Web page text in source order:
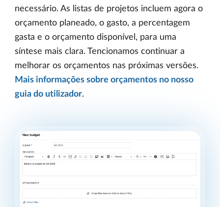
necessário. As listas de projetos incluem agora o
orçamento planeado, o gasto, a percentagem
gasta e o orçamento disponível, para uma
síntese mais clara. Tencionamos continuar a
melhorar os orçamentos nas próximas versões.
Mais informações sobre orçamentos no nosso
guia do utilizador.